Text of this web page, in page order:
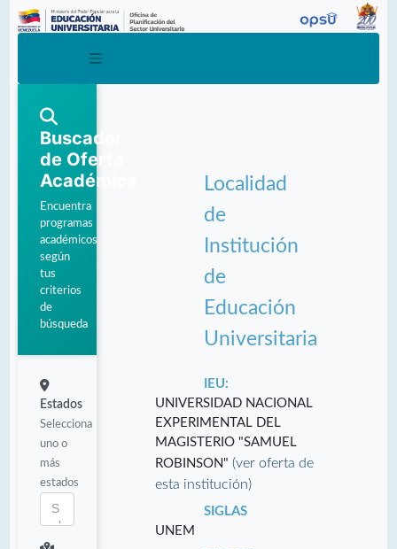
Buscador
de Oferta
Académica
Encuentra
programas
académicos
según
tus
criterios
de
búsqueda
Estados
Selecciona
uno o
más
estados
Localidad
de
Institución
de
Educación
Universitaria
IEU:
UNIVERSIDAD NACIONAL
EXPERIMENTAL DEL
MAGISTERIO "SAMUEL
ROBINSON" (ver oferta de
esta institución)
SIGLAS
UNEM